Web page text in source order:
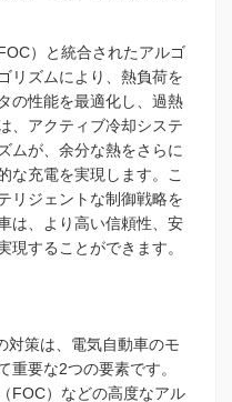
）と統合されたアルゴ
リズムにより、熱負荷を
の性能を最適化し、過熱
、アクティブ冷却システ
ムが、余分な熱をさらに
な充電を実現します。こ
リジェントな制御戦略を
は、より高い信頼性、安
現することができます。
対策は、電気自動車のモ
重要な2つの要素です。
FOC）などの高度なアル